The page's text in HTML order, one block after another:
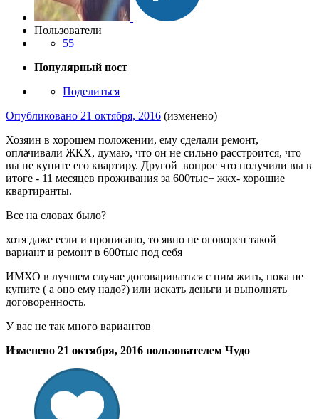
Пользователи
55
Популярный пост
Поделиться
Опубликовано 21 октября, 2016 (изменено)
Хозяин в хорошем положении, ему сделали ремонт,
оплачивали ЖКХ, думаю, что он не сильно расстроится, что
вы не купите его квартиру. Другой вопрос что получили вы в
итоге - 11 месяцев проживания за 600тыс+ жкх- хорошие
квартиранты.
Все на словах было?
хотя даже если и прописано, то явно не оговорен такой
вариант и ремонт в 600тыс под себя
ИМХО в лучшем случае договариваться с ним жить, пока не
купите ( а оно ему надо?) или искать деньги и выполнять
договоренность.
У вас не так много вариантов
Изменено 21 октября, 2016 пользователем Чудо